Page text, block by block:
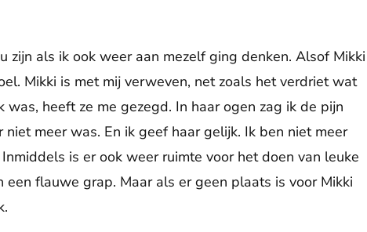
zijn als ik ook weer aan mezelf ging denken. Alsof Mikki
Mikki is met mij verweven, net zoals het verdriet wat
heeft ze me gezegd. In haar ogen zag ik de pijn
meer was. En ik geef haar gelijk. Ik ben niet meer
is er ook weer ruimte voor het doen van leuke
flauwe grap. Maar als er geen plaats is voor Mikki